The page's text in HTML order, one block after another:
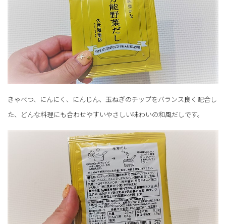
きゃべつ、にんにく、にんじん、玉ねぎのチップをバランス良く配合し
た、どんな料理にも合わせやすいやさしい味わいの和風だしです。